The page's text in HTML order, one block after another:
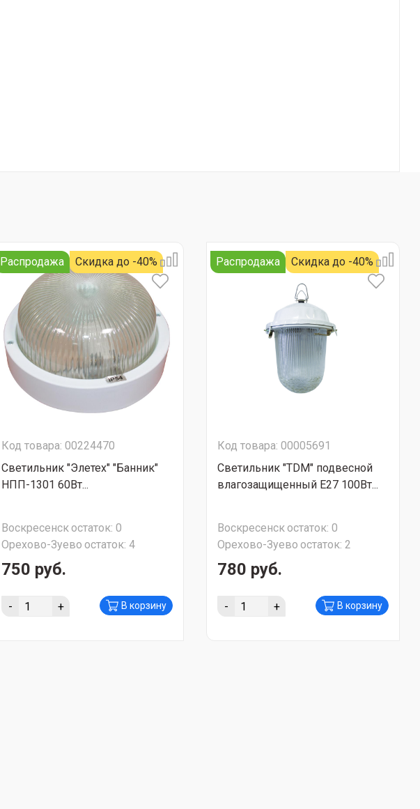
Распродажа Скидка до -40%
Код товара: 00224470
Светильник "Элетех" "Банник"
НПП-1301 60Вт...
Воскресенскостаток: 0
Орехово-Зуево остаток: 4
750 руб.
- + В корзину
Распродажа Скидка до -40%
Код товара: 00005691
Светильник "TDM" подвесной
влагозащищенный Е27 100Вт...
Воскресенскостаток: 0
Орехово-Зуево остаток: 2
780 руб.
- + В корзину